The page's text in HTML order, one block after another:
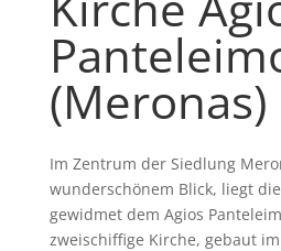
(Meronas)
Im Zentrum der Siedlung
wunderschönem Blick, liegt
gewidmet dem Agios
zweischiffige Kirche, gebaut